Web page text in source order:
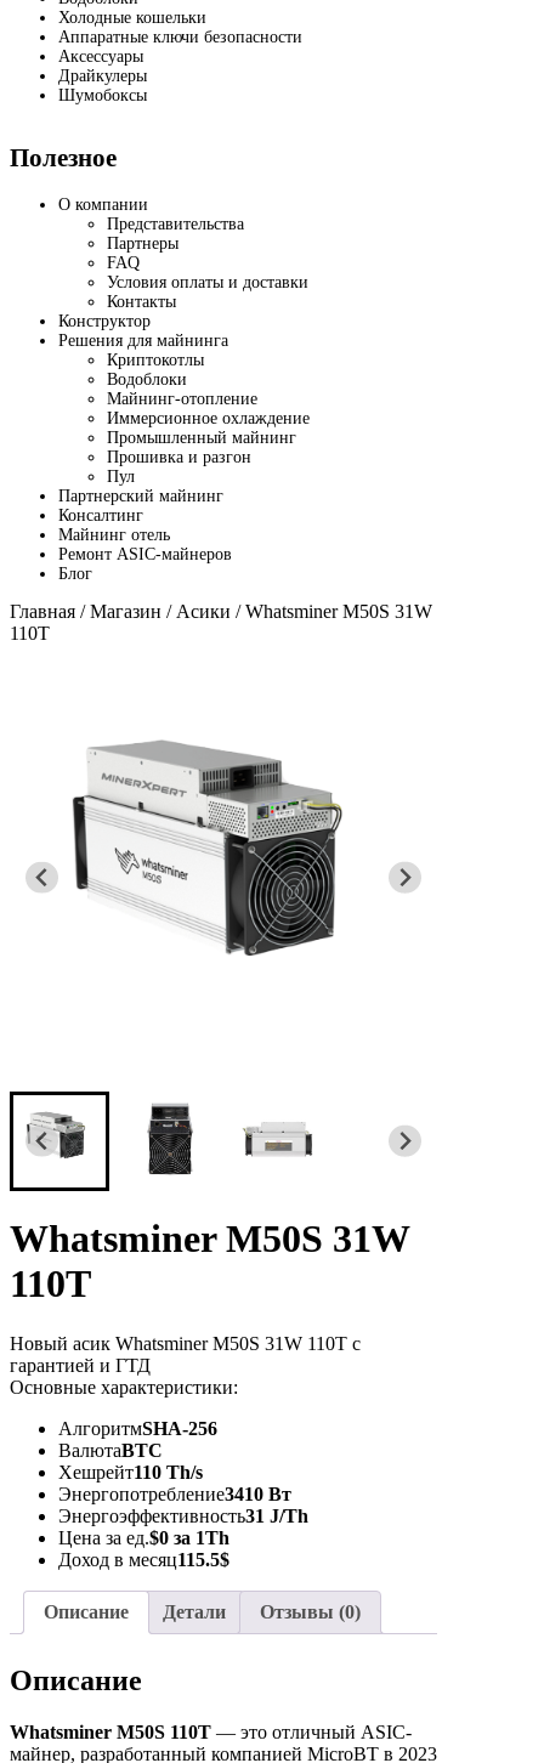
Холодные кошельки
Аппаратные ключи безопасности
Аксессуары
Драйкулеры
Шумобоксы
Полезное
О компании
Представительства
Партнеры
FAQ
Условия оплаты и доставки
Контакты
Конструктор
Решения для майнинга
Криптокотлы
Водоблоки
Майнинг-отопление
Иммерсионное охлаждение
Промышленный майнинг
Прошивка и разгон
Пул
Партнерский майнинг
Консалтинг
Майнинг отель
Ремонт ASIC-майнеров
Блог
Главная /Магазин / Асики / Whatsminer M50S 31W
110T
Whatsminer M50S 31W
110T
Новый асик Whatsminer M50S 31W 110T с
гарантией и ГТД
Основные характеристики:
АлгоритмSHA-256
ВалютаBTC
Хешрейт110 Th/s
Энергопотребление3410 Вт
Энергоэффективность31 J/Th
Цена за ед.$0 за 1Th
Доход в месяц115.5$
Описание Детали Отзывы (0)
Описание
Whatsminer M50S 110T — это отличный ASIC-
майнер, разработанный компанией MicroBT в 2023